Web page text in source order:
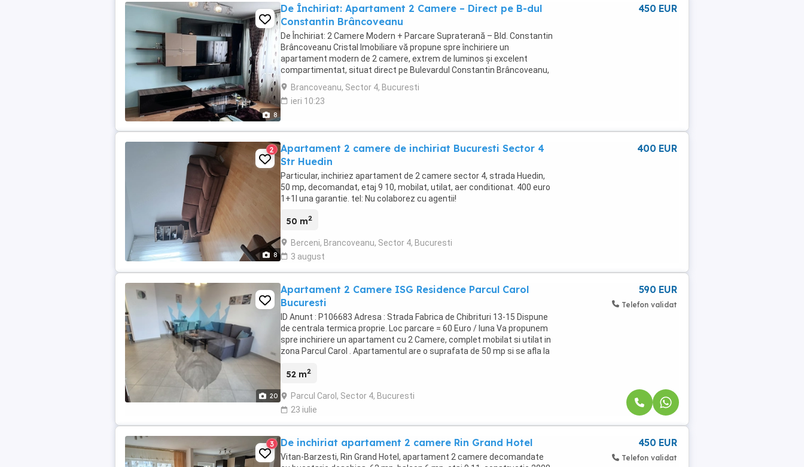
8
De Închiriat: Apartament 2 Camere – Direct pe B-dul
Constantin Brâncoveanu
De Închiriat: 2 Camere Modern + Parcare Supraterană – Bld. Constantin
Brâncoveanu Cristal Imobiliare vă propune spre închiriere un
apartament modern de 2 camere, extrem de luminos și excelent
compartimentat, situat direct pe Bulevardul Constantin Brâncoveanu,
în dreptul benzinăriei Petrom și a bisericii ...
Brancoveanu, Sector 4, Bucuresti
ieri 10:23
450 EUR
8
2
Apartament 2 camere de inchiriat Bucuresti Sector 4
Str Huedin
Particular, inchiriez apartament de 2 camere sector 4, strada Huedin,
50 mp, decomandat, etaj 9 10, mobilat, utilat, aer conditionat. 400 euro
1+1l una garantie. tel: Nu colaborez cu agentii!
50 m2
Berceni, Brancoveanu, Sector 4, Bucuresti
3 august
400 EUR
20
Apartament 2 Camere ISG Residence Parcul Carol
Bucuresti
ID Anunt : P106683 Adresa : Strada Fabrica de Chibrituri 13-15 Dispune
de centrala termica proprie. Loc parcare = 60 Euro / luna Va propunem
spre inchiriere un apartament cu 2 Camere, complet mobilat si utilat in
zona Parcul Carol . Apartamentul are o suprafata de 50 mp si se afla la
52 m2
Parcul Carol, Sector 4, Bucuresti
23 iulie
590 EUR
Telefon validat
3 De inchiriat apartament 2 camere Rin Grand Hotel
Vitan-Barzesti, Rin Grand Hotel, apartament 2 camere decomandate
450 EUR
Telefon validat